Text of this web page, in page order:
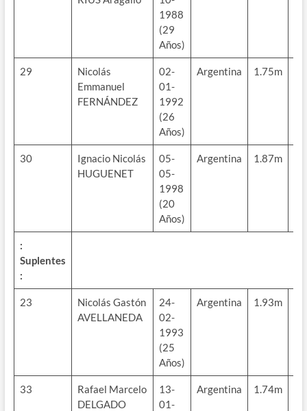
1988
(29
Años)
29
Nicolás
Emmanuel
FERNÁNDEZ
02-
01-
1992
(26
Años)
Argentina 1.75m
30
Ignacio Nicolás
HUGUENET
05-
05-
1998
(20
Años)
Argentina 1.87m
:
Suplentes
:
23
Nicolás Gastón
AVELLANEDA
24-
02-
1993
(25
Años)
Argentina 1.93m
33
Rafael Marcelo
DELGADO
13-
01-
Argentina 1.74m